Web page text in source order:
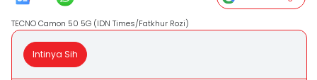
TECNO Camon 50 5G (IDN Times/Fatkhur Rozi)
Intinya Sih